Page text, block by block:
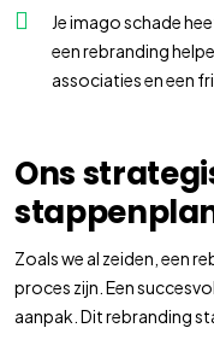
Je imago schade
een rebranding
associaties en een
Ons
Zoals we al zeiden, een
proces zijn. Een
aanpak. Dit rebranding